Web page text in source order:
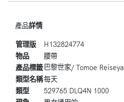
產品詳情
管理版
H132824774
物品
腰帶
產品標籤巴黎世家/ Tomoe Reiseya
類型名稱每天
類型
529765 DLQ4N 1000